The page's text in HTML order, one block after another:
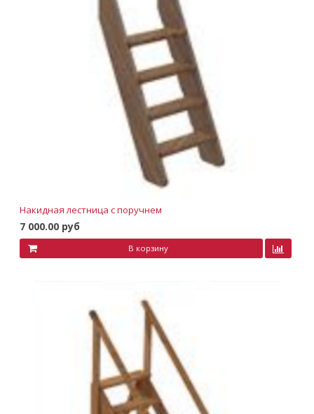
Накидная лестница с поручнем
7 000.00 руб
В корзину